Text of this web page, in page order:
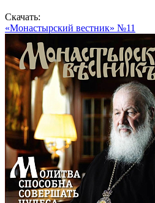
Скачать:
«Монастырский вестник» №11